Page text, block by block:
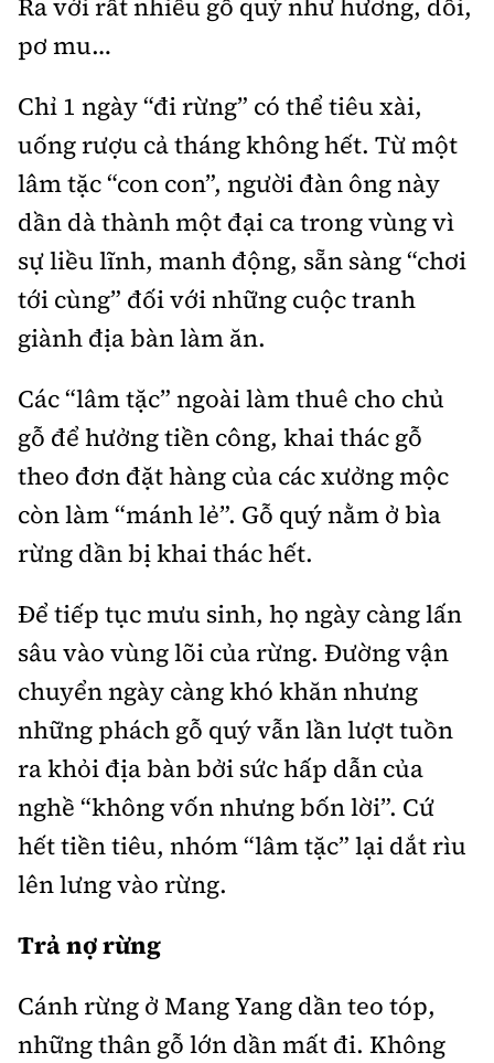
Ra với rất nhiều gỗ quý như hương, dổi,
pơ mu…
Chỉ 1 ngày “đi rừng” có thể tiêu xài,
uống rượu cả tháng không hết. Từ một
lâm tặc “con con”, người đàn ông này
dần dà thành một đại ca trong vùng vì
sự liều lĩnh, manh động, sẵn sàng “chơi
tới cùng” đối với những cuộc tranh
giành địa bàn làm ăn.
Các “lâm tặc” ngoài làm thuê cho chủ
gỗ để hưởng tiền công, khai thác gỗ
theo đơn đặt hàng của các xưởng mộc
còn làm “mánh lẻ”. Gỗ quý nằm ở bìa
rừng dần bị khai thác hết.
Để tiếp tục mưu sinh, họ ngày càng lấn
sâu vào vùng lõi của rừng. Đường vận
chuyển ngày càng khó khăn nhưng
những phách gỗ quý vẫn lần lượt tuồn
ra khỏi địa bàn bởi sức hấp dẫn của
nghề “không vốn nhưng bốn lời”. Cứ
hết tiền tiêu, nhóm “lâm tặc” lại dắt rìu
lên lưng vào rừng.
Trả nợ rừng
Cánh rừng ở Mang Yang dần teo tóp,
những thân gỗ lớn dần mất đi. Không